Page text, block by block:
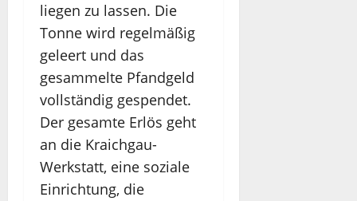
liegen zu lassen. Die
Tonne wird regelmäßig
geleert und das
gesammelte Pfandgeld
vollständig gespendet.
Der gesamte Erlös geht
an die Kraichgau-
Werkstatt, eine soziale
Einrichtung, die